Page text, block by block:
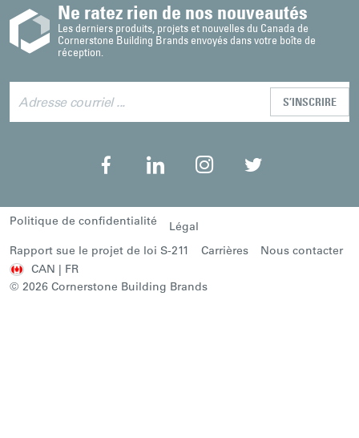
Ne ratez rien de nos nouveautés
Les derniers produits, projets et nouvelles du Canada de
Cornerstone Building Brands envoyés dans votre boîte de
réception.
Politique de confidentialité
Légal
Rapport sue le projet de loi S-211
Carrières
Nous contacter
CAN | FR
© 2026 Cornerstone Building Brands